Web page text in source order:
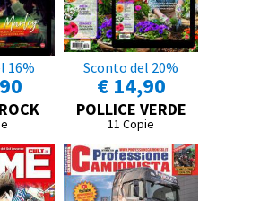
16% Sconto del 20%
€ 14,90
POLLICE VERDE
11 Copie